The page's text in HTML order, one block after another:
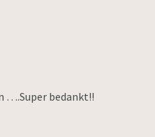
….Super bedankt!!